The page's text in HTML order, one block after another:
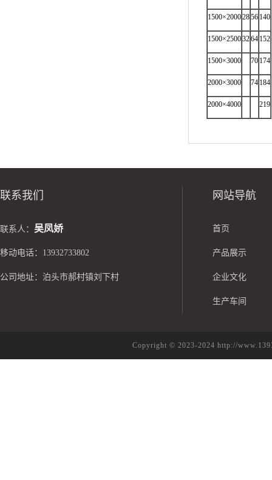
1500×20002856 140
1500×25003264 152
1500×3000 70 174
2000×3000 74 184
2000×4000 219
联系我们
联系人： 吴凤娇
移动电话：13932733802
公司地址：泊头市郝村镇刘下村
网站导航
首页
产品展示
企业文化
生产车间
Copyright © 2023-2024 http://